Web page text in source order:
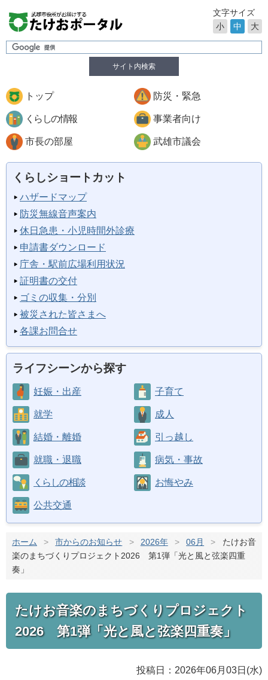
サイト内検索
文字サイズ
小
中 大
トップ 防災・緊急
くらしの情報 事業者向け
市長の部屋 武雄市議会
くらしショートカット
ハザードマップ
防災無線音声案内
休日急患・小児時間外診療
申請書ダウンロード
庁舎・駅前広場利用状況
証明書の交付
ゴミの収集・分別
被災された皆さまへ
各課お問合せ
ライフシーンから探す
妊娠・出産 子育て
就学 成人
結婚・離婚 引っ越し
就職・退職 病気・事故
くらしの相談 お悔やみ
公共交通
ホーム > 市からのお知らせ > 2026年 > 06月 >
たけお音
楽のまちづくりプロジェクト2026 第1弾「光と風と弦楽四重
奏」
たけお音楽のまちづくりプロジェクト
2026 第1弾「光と風と弦楽四重奏」
投稿日：2026年06月03日(水)